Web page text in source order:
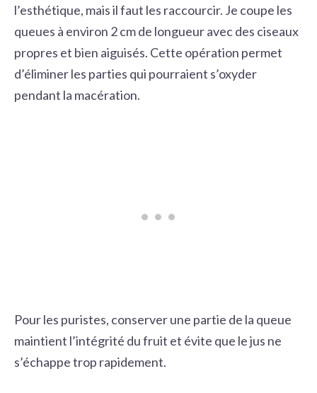
l’esthétique, mais il faut les raccourcir. Je coupe les
queues à environ 2 cm de longueur avec des ciseaux
propres et bien aiguisés. Cette opération permet
d’éliminer les parties qui pourraient s’oxyder
pendant la macération.
Pour les puristes, conserver une partie de la queue
maintient l’intégrité du fruit et évite que le jus ne
s’échappe trop rapidement.